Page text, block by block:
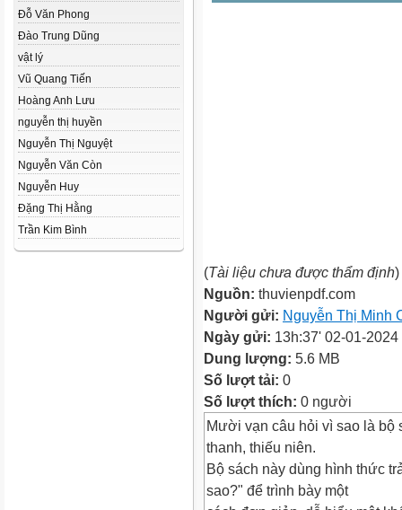
Đỗ Văn Phong
Đào Trung Dũng
vật lý
Vũ Quang Tiến
Hoàng Anh Lưu
nguyễn thị huyền
Nguyễn Thị Nguyệt
Nguyễn Văn Còn
Nguyễn Huy
Đặng Thị Hằng
Trần Kim Bình
(Tài liệu chưa được thẩm định)
Nguồn: thuvienpdf.com
Người gửi: Nguyễn Thị Minh
Ngày gửi: 13h:37' 02-01-2024
Dung lượng: 5.6 MB
Số lượt tải: 0
Số lượt thích: 0 người
Mười vạn câu hỏi vì sao là bộ
thanh, thiếu niên.
Bộ sách này dùng hình thức
sao?" để trình bày một